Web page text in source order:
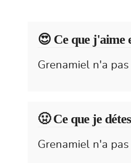
😍️ Ce que j'aime
Grenamiel n'a
🤢 Ce que je
Grenamiel n'a